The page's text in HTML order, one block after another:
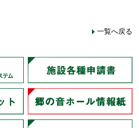
一覧へ戻る